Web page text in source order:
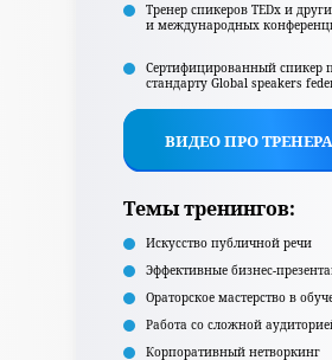
Искусство публичной речи
Эффективные бизнес-
Ораторское мастерство в
Темы тренингов:
Работа со сложной
Корпоративный нетворкинг
Тренер спикеров TEDx и
и международных
Сертифицированный спикер
стандарту Global speakers
ВИДЕО ПРО ТРЕНЕРА